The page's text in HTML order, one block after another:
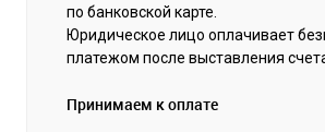
по банковской карте.
Юридическое лицо оплачивает
платежом после выставления
Принимаем к оплате